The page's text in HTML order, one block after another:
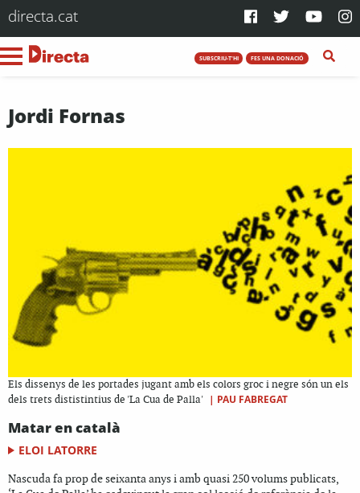
directa.cat
SUBSCRIU-T'HI FES UNA DONACIÓ
Jordi Fornas
Els dissenys de les portades jugant amb els colors groc i negre són un els
dels trets dististintius de 'La Cua de Palla' | PAU FABREGAT
Matar en català
ELOI LATORRE
Nascuda fa prop de seixanta anys i amb quasi 250 volums publicats,